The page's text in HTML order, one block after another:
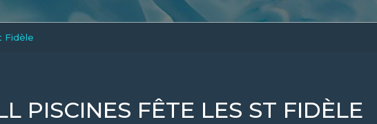
Les abris
Fidèle
PISCINES FÊTE LES ST FIDÈLE